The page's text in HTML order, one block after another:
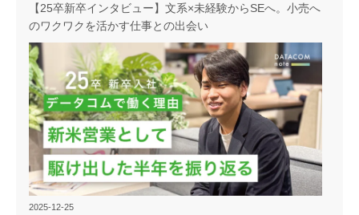
【25卒新卒インタビュー】文系×未経験からSEへ。小売へ
のワクワクを活かす仕事との出会い
2025-12-25